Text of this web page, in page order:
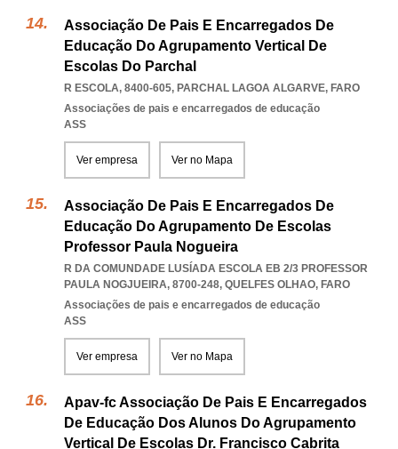
Associação De Pais E Encarregados De
Educação Do Agrupamento Vertical De
Escolas Do Parchal
R ESCOLA, 8400-605, PARCHAL LAGOA ALGARVE, FARO
Associações de pais e encarregados de educação
ASS
Ver empresa Ver no Mapa
Associação De Pais E Encarregados De
Educação Do Agrupamento De Escolas
Professor Paula Nogueira
R DA COMUNDADE LUSÍADA ESCOLA EB 2/3 PROFESSOR
PAULA NOGJUEIRA, 8700-248, QUELFES OLHAO, FARO
Associações de pais e encarregados de educação
ASS
Ver empresa Ver no Mapa
Apav-fc Associação De Pais E Encarregados
De Educação Dos Alunos Do Agrupamento
Vertical De Escolas Dr. Francisco Cabrita